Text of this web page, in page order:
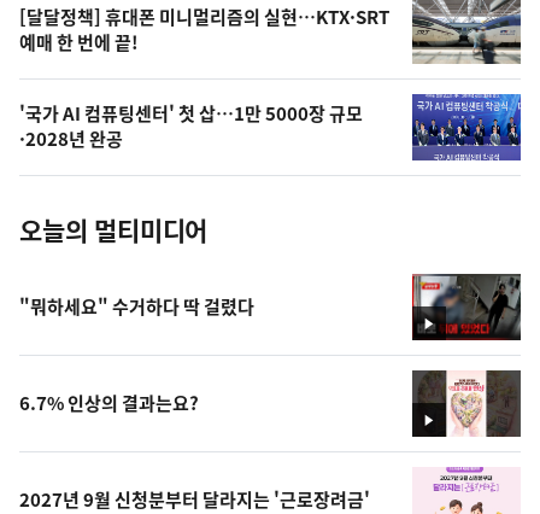
오
늘
의
사
진
[달달정책] 휴대폰 미니멀리즘의 실현…KTX·SRT
예매 한 번에 끝!
'국가 AI 컴퓨팅센터' 첫 삽…1만 5000장 규모
·2028년 완공
오늘의 멀티미디어
영
상
"뭐하세요" 수거하다 딱 걸렸다
영
상
6.7% 인상의 결과는요?
2027년 9월 신청분부터 달라지는 '근로장려금'